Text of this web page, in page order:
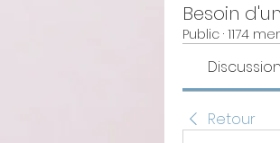
Besoin
Public · 1174
Discussion
Retour